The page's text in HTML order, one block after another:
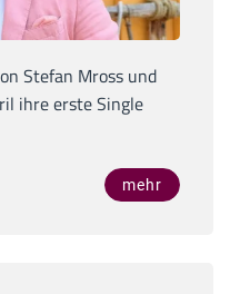
Stefan Mross und
ihre erste Single
mehr